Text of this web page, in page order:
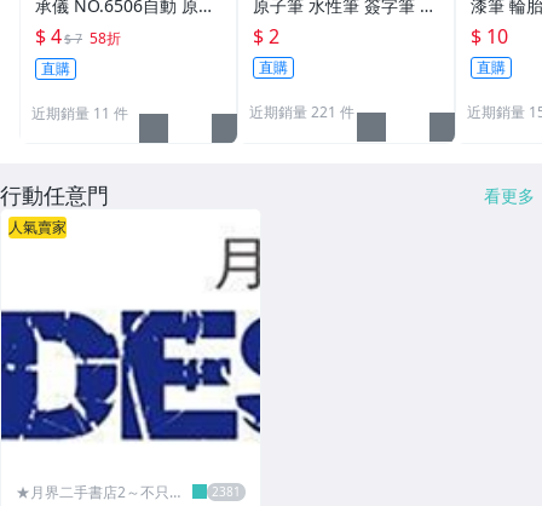
承儀 NO.6506自動 原子
筆 贈品筆 廣告筆 0.5m
m
$ 4$ 7 58折
直購
近期銷量 11 件
原子筆 水性筆 簽字筆 原
珠筆 鋼珠筆 批發 文具
學生 辦公用品 生活職人
【B072】
$ 2
直購
近期銷量 221 件
漆筆 輪
補漆 12
$ 10
直購
近期銷量
行動任意門 看更多
人氣賣家
★月界二手書店2～不只是